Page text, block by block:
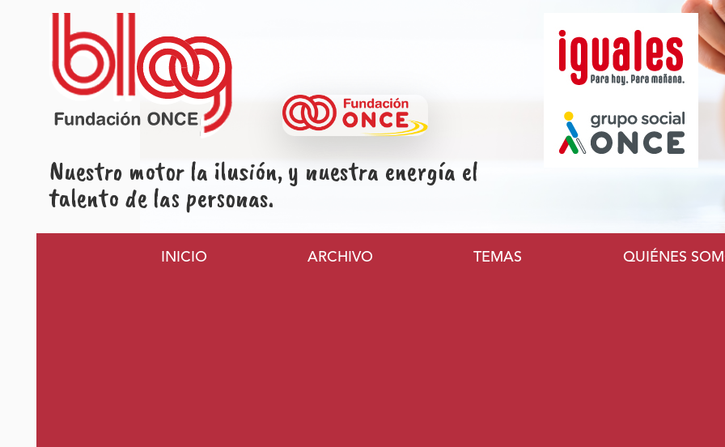
Pasar al contenido principal
Nuestro motor la ilusión, y nuestra energía el
talento de las personas.
Navegación principal
INICIO ARCHIVO TEMAS QUIÉNES